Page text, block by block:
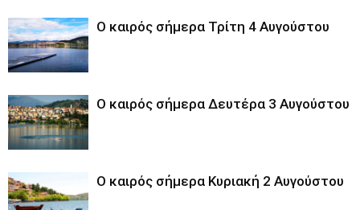
Ο καιρός σήμερα Τρίτη 4 Αυγούστου
Ο καιρός σήμερα Δευτέρα 3 Αυγούστου
Ο καιρός σήμερα Κυριακή 2 Αυγούστου